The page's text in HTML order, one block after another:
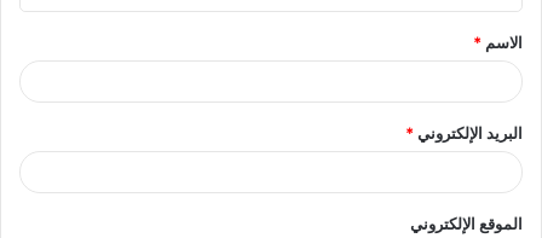
ق
*
الاسم *
البريد الإلكتروني*
الموقع الإلكتروني